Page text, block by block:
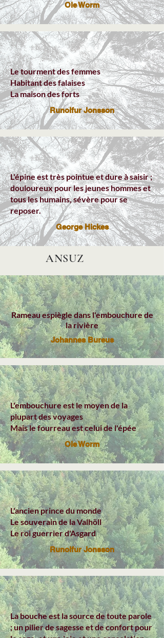
Ole Worm
Le tourment des femmes
Habitant des falaises
La maison des forts
Runolfur Jonsson
L'épine est très pointue et dure à saisir ;
douloureux pour les jeunes hommes et
tous les humains, sévère pour se
reposer.
George Hickes
ANSUZ
Rameau espiègle dans l'embouchure de
la rivière
Johannes Bureus
L'embouchure est le moyen de la
plupart des voyages
Mais le fourreau est celui de l'épée
Ole Worm
L'ancien prince du monde
Le souverain de la Valhöll
Le roi guerrier d'Asgard
Runolfur Jonsson
La bouche est la source de toute parole
; un pilier de sagesse et de confort pour